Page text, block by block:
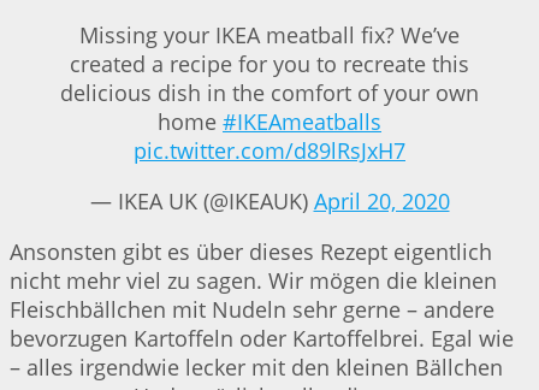
Missing your IKEA meatball fix? We’ve
created a recipe for you to recreate this
delicious dish in the comfort of your own
home #IKEAmeatballs
pic.twitter.com/d89lRsJxH7
— IKEA UK (@IKEAUK) April 20, 2020
Ansonsten gibt es über dieses Rezept eigentlich
nicht mehr viel zu sagen. Wir mögen die kleinen
Fleischbällchen mit Nudeln sehr gerne – andere
bevorzugen Kartoffeln oder Kartoffelbrei. Egal wie
– alles irgendwie lecker mit den kleinen Bällchen